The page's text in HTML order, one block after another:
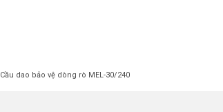
Cầu dao bảo vệ dòng rò MEL-30/240